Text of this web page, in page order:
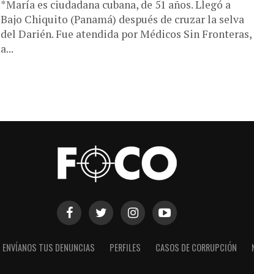
*María es ciudadana cubana, de 51 años. Llegó a
Bajo Chiquito (Panamá) después de cruzar la selva
del Darién. Fue atendida por Médicos Sin Fronteras,
a...
ENVÍANOS TUS DENUNCIAS PERFILES CASOS DE CORRUPCIÓN